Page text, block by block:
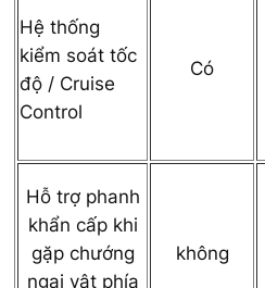
Hệ thống
kiểm soát tốc
độ / Cruise
Control
Có
Hỗ trợ phanh
khẩn cấp khi
gặp chướng
ngại vật phía
không